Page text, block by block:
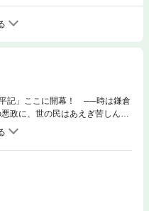
記」ここに開幕！ ──時は鎌倉
政に、世の民はあえぎ苦しんで
時に殺された少年・樹長門（い
ずさえ、同じ“星”を持つ男・楠
“悪党”楠木正成の下で、父の仇討
ート！